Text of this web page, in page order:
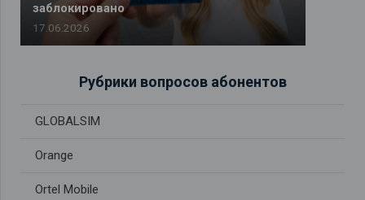
заблокировано
17.06.2026
Рубрики вопросов абонентов
GLOBALSIM
Orange
Ortel Mobile